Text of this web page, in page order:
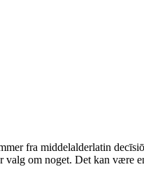
fra middelalderlatin
valg om noget. Det kan være